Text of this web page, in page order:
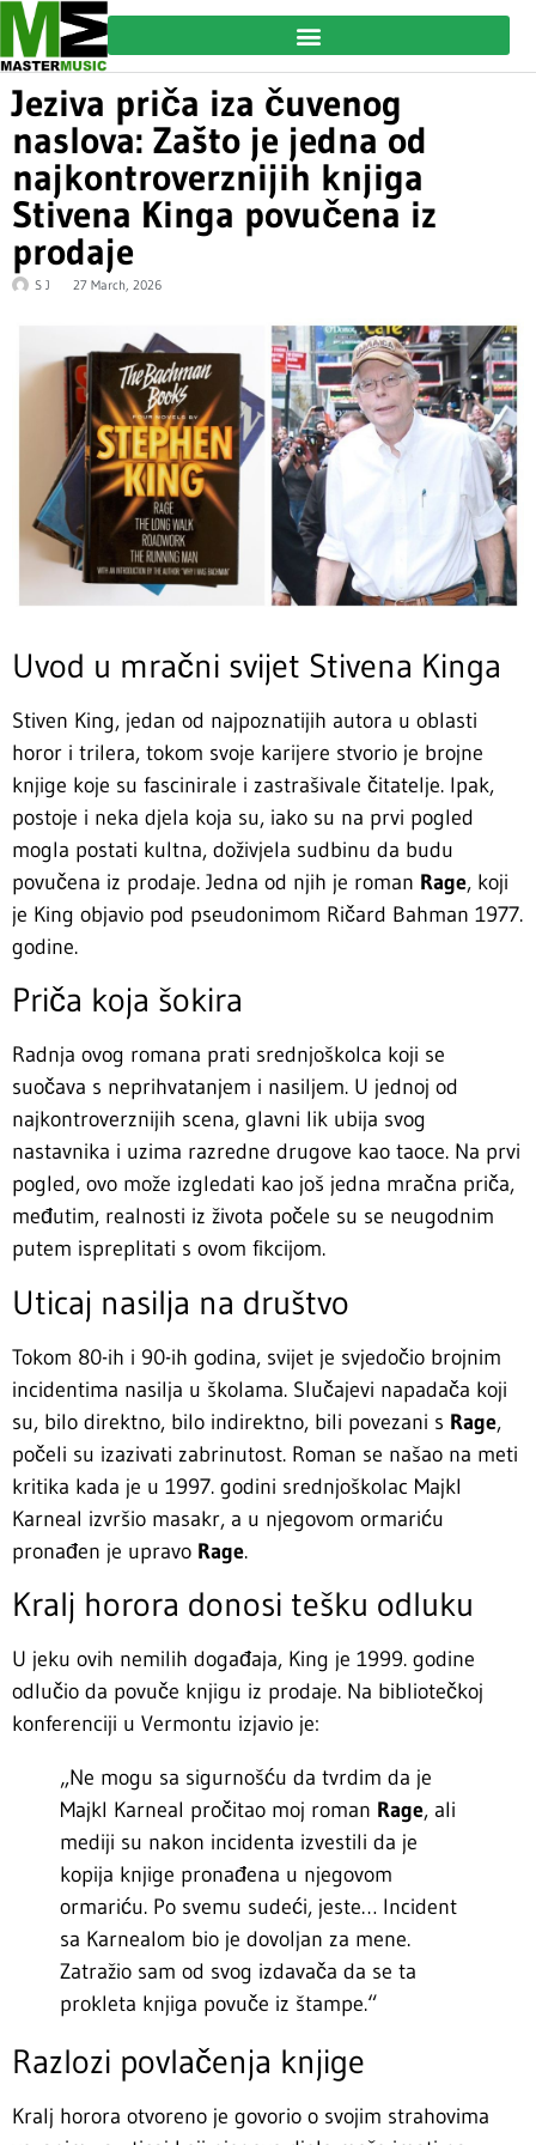
Jeziva priča iza čuvenog
naslova: Zašto je jedna od
najkontroverznijih knjiga
Stivena Kinga povučena iz
prodaje
S J 27 March, 2026
Uvod u mračni svijet Stivena Kinga
Stiven King, jedan od najpoznatijih autora u oblasti
horor i trilera, tokom svoje karijere stvorio je brojne
knjige koje su fascinirale i zastrašivale čitatelje. Ipak,
postoje i neka djela koja su, iako su na prvi pogled
mogla postati kultna, doživjela sudbinu da budu
povučena iz prodaje. Jedna od njih je roman Rage, koji
je King objavio pod pseudonimom Ričard Bahman 1977.
godine.
Priča koja šokira
Radnja ovog romana prati srednjoškolca koji se
suočava s neprihvatanjem i nasiljem. U jednoj od
najkontroverznijih scena, glavni lik ubija svog
nastavnika i uzima razredne drugove kao taoce. Na prvi
pogled, ovo može izgledati kao još jedna mračna priča,
međutim, realnosti iz života počele su se neugodnim
putem ispreplitati s ovom fikcijom.
Uticaj nasilja na društvo
Tokom 80-ih i 90-ih godina, svijet je svjedočio brojnim
incidentima nasilja u školama. Slučajevi napadača koji
su, bilo direktno, bilo indirektno, bili povezani s Rage,
počeli su izazivati zabrinutost. Roman se našao na meti
kritika kada je u 1997. godini srednjoškolac Majkl
Karneal izvršio masakr, a u njegovom ormariću
pronađen je upravo Rage.
Kralj horora donosi tešku odluku
U jeku ovih nemilih događaja, King je 1999. godine
odlučio da povuče knjigu iz prodaje. Na bibliotečkoj
konferenciji u Vermontu izjavio je:
„Ne mogu sa sigurnošću da tvrdim da je
Majkl Karneal pročitao moj roman Rage, ali
mediji su nakon incidenta izvestili da je
kopija knjige pronađena u njegovom
ormariću. Po svemu sudeći, jeste… Incident
sa Karnealom bio je dovoljan za mene.
Zatražio sam od svog izdavača da se ta
prokleta knjiga povuče iz štampe.“
Razlozi povlačenja knjige
Kralj horora otvoreno je govorio o svojim strahovima